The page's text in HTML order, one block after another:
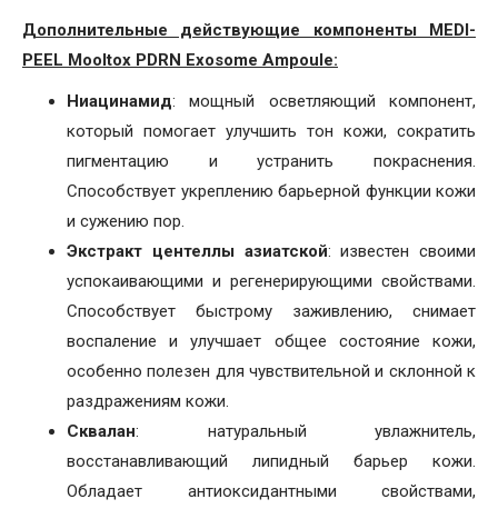
Дополнительные действующие компоненты MEDI-
PEEL Mooltox PDRN Exosome Ampoule:
Ниацинамид: мощный осветляющий компонент,
который помогает улучшить тон кожи, сократить
пигментацию и устранить покраснения.
Способствует укреплению барьерной функции кожи
и сужению пор.
Экстракт центеллы азиатской: известен своими
успокаивающими и регенерирующими свойствами.
Способствует быстрому заживлению, снимает
воспаление и улучшает общее состояние кожи,
особенно полезен для чувствительной и склонной к
раздражениям кожи.
Сквалан: натуральный увлажнитель,
восстанавливающий липидный барьер кожи.
Обладает антиоксидантными свойствами,